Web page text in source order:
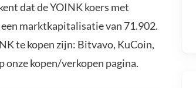
dat de YOINK koers met
marktkapitalisatie van 71.902.
te kopen zijn: Bitvavo, KuCoin,
onze kopen/verkopen pagina.